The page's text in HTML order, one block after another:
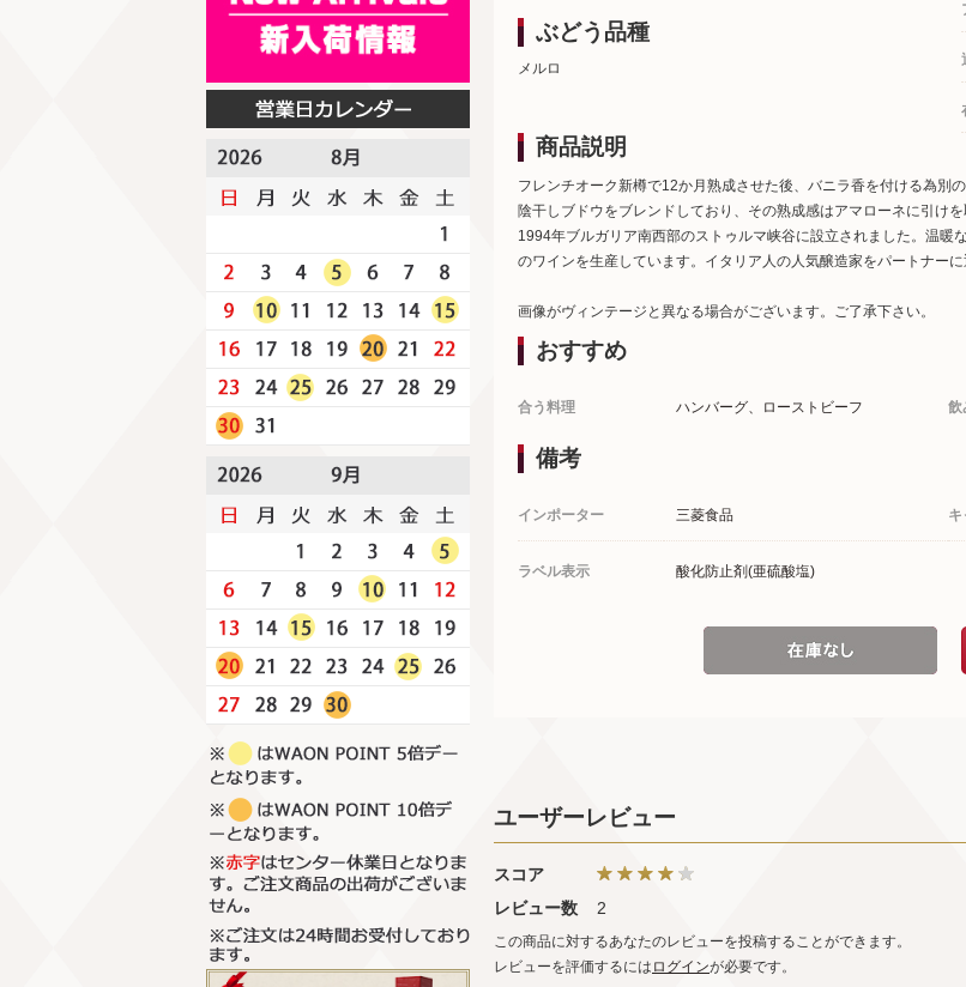
ぶどう品種
メルロ
商品説明
フレンチオーク新樽で12か月熟成させた後、バニラ香を付ける為別
陰干しブドウをブレンドしており、その熟成感はアマローネに引け
1994年ブルガリア南西部のストゥルマ峡谷に設立されました。温
のワインを生産しています。イタリア人の人気醸造家をパートナー
画像がヴィンテージと異なる場合がございます。ご了承下さい。
おすすめ
合う料理 ハンバーグ、ローストビーフ 飲
備考
インポーター 三菱食品 キ
ラベル表示 酸化防止剤(亜硫酸塩)
ユーザーレビュー
スコア
レビュー数
2
この商品に対するあなたのレビューを投稿することができます。
レビューを評価するには ログインが必要です。